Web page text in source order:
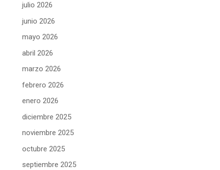
julio 2026
junio 2026
mayo 2026
abril 2026
marzo 2026
febrero 2026
enero 2026
diciembre 2025
noviembre 2025
octubre 2025
septiembre 2025